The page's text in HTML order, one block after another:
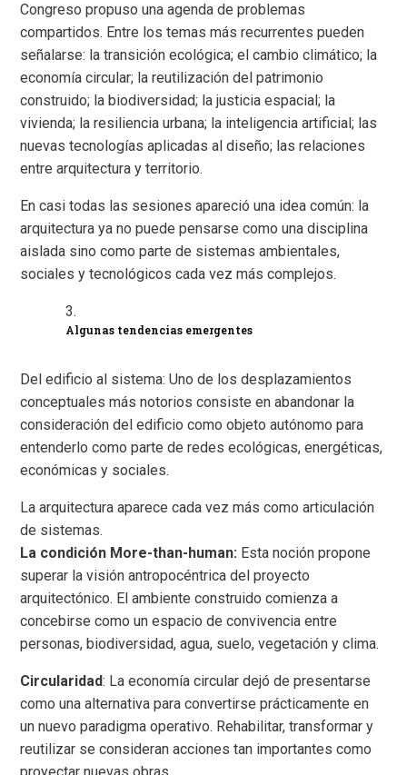
Congreso propuso una agenda de problemas
compartidos. Entre los temas más recurrentes pueden
señalarse: la transición ecológica; el cambio climático; la
economía circular; la reutilización del patrimonio
construido; la biodiversidad; la justicia espacial; la
vivienda; la resiliencia urbana; la inteligencia artificial; las
nuevas tecnologías aplicadas al diseño; las relaciones
entre arquitectura y territorio.
En casi todas las sesiones apareció una idea común: la
arquitectura ya no puede pensarse como una disciplina
aislada sino como parte de sistemas ambientales,
sociales y tecnológicos cada vez más complejos.
Algunas tendencias emergentes
Del edificio al sistema: Uno de los desplazamientos
conceptuales más notorios consiste en abandonar la
consideración del edificio como objeto autónomo para
entenderlo como parte de redes ecológicas, energéticas,
económicas y sociales.
La arquitectura aparece cada vez más como articulación
de sistemas.
La condición More-than-human: Esta noción propone
superar la visión antropocéntrica del proyecto
arquitectónico. El ambiente construido comienza a
concebirse como un espacio de convivencia entre
personas, biodiversidad, agua, suelo, vegetación y clima.
Circularidad: La economía circular dejó de presentarse
como una alternativa para convertirse prácticamente en
un nuevo paradigma operativo. Rehabilitar, transformar y
reutilizar se consideran acciones tan importantes como